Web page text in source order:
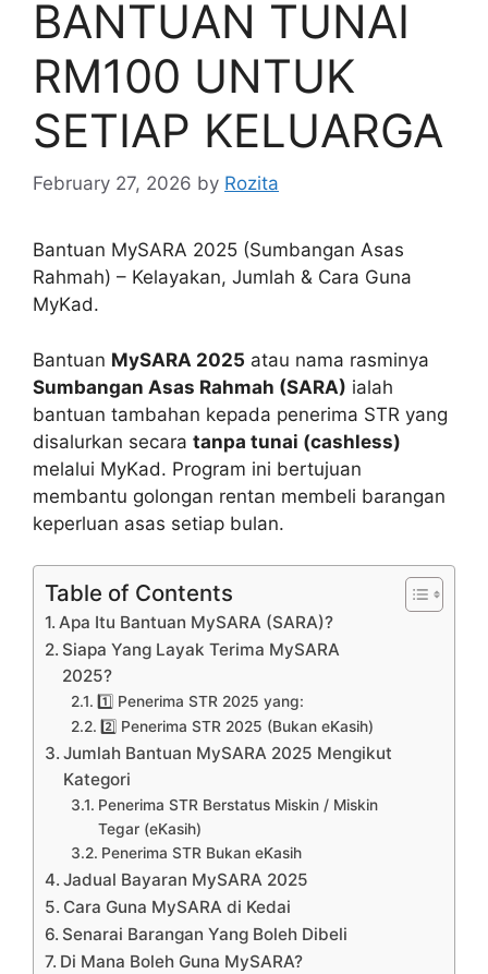
BANTUAN TUNAI
RM100 UNTUK
SETIAP KELUARGA
February 27, 2026 by Rozita
Bantuan MySARA 2025 (Sumbangan Asas
Rahmah) – Kelayakan, Jumlah & Cara Guna
MyKad.
Bantuan MySARA 2025 atau nama rasminya
Sumbangan Asas Rahmah (SARA) ialah
bantuan tambahan kepada penerima STR yang
disalurkan secara tanpa tunai (cashless)
melalui MyKad. Program ini bertujuan
membantu golongan rentan membeli barangan
keperluan asas setiap bulan.
Table of Contents
Apa Itu Bantuan MySARA (SARA)?
Siapa Yang Layak Terima MySARA
2025?
1️⃣ Penerima STR 2025 yang:
2️⃣ Penerima STR 2025 (Bukan eKasih)
Jumlah Bantuan MySARA 2025 Mengikut
Kategori
Penerima STR Berstatus Miskin / Miskin
Tegar (eKasih)
Penerima STR Bukan eKasih
Jadual Bayaran MySARA 2025
Cara Guna MySARA di Kedai
Senarai Barangan Yang Boleh Dibeli
Di Mana Boleh Guna MySARA?